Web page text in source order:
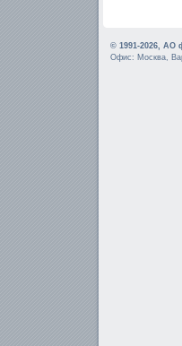
© 1991-2026, АО
Офис: Москва,